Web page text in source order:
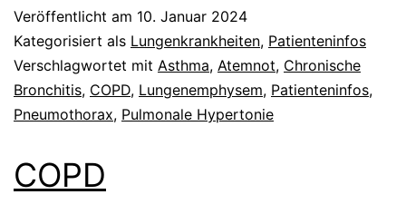
Veröffentlicht am 10. Januar 2024
Kategorisiert als Lungenkrankheiten, Patienteninfos
Verschlagwortet mit Asthma, Atemnot, Chronische
Bronchitis, COPD, Lungenemphysem, Patienteninfos,
Pneumothorax, Pulmonale Hypertonie
COPD